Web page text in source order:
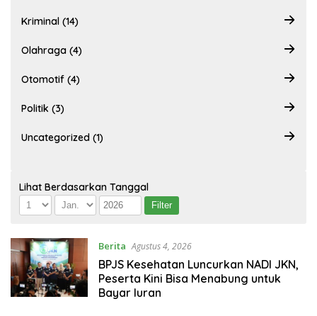
Kriminal (14)
Olahraga (4)
Otomotif (4)
Politik (3)
Uncategorized (1)
Lihat Berdasarkan Tanggal
Berita Agustus 4, 2026
BPJS Kesehatan Luncurkan NADI JKN,
Peserta Kini Bisa Menabung untuk
Bayar Iuran